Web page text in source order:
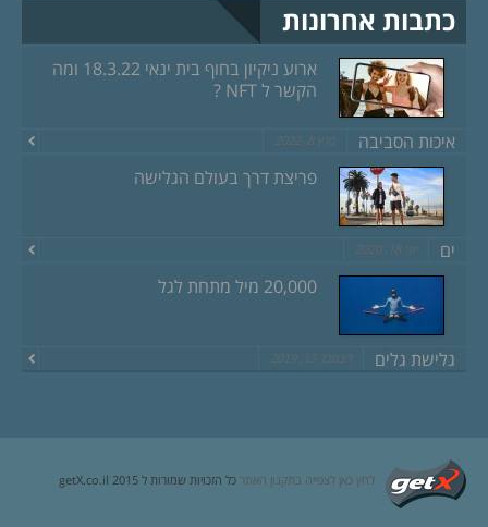
כתבות אחרונות
ארוע ניקיון בחוף בית ינאי 18.3.22 ומה
הקשר ל NFT ?
איכות הסביבה מרץ 8, 2022
פריצת דרך בעולם הגלישה
ים יוני 18, 2020
20,000 מיל מתחת לגל
גלישת גלים דצמבר 13, 2019
לחץ כאן לצפייה בתקנון האתר כל הזכויות שמורות ל getX.co.il 2015